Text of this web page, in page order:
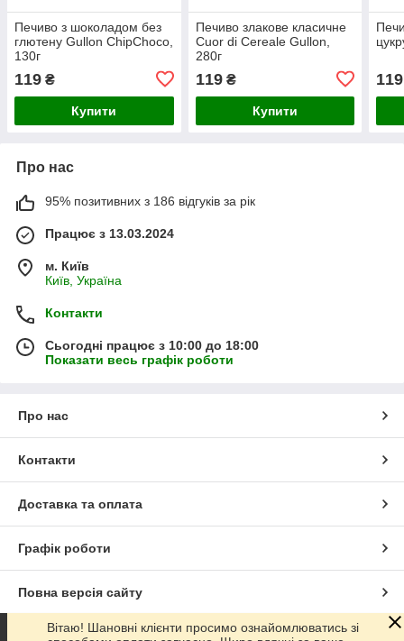
Печиво з шоколадом без
глютену Gullon ChipChoco,
130г
119 ₴
Купити
Печиво злакове класичне
Cuor di Cereale Gullon,
280г
119₴
Купити
119
Про нас
95% позитивних з 186 відгуків за рік
Працює з 13.03.2024
м. Київ
Київ, Україна
Контакти
Сьогодні працює з 10:00 до 18:00
Показати весь графік роботи
Про нас
Контакти
Доставка та оплата
Графік роботи
Повна версія сайту
Сайт створено на маркетплейсіProm.ua
Вітаю! Шановні клієнти просимо ознайомлюватись зі